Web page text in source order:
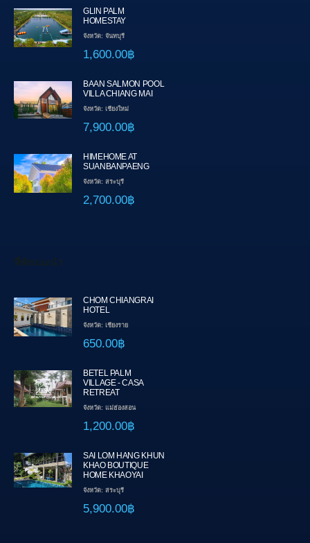
GLIN PALM
HOMESTAY
จังหวัด: จันทบุรี
1,600.00฿
BAAN SALMON POOL
VILLA CHIANG MAI
จังหวัด: เชียงใหม่
7,900.00฿
HIMEHOME AT
SUANBANPAENG
จังหวัด: สระบุรี
2,700.00฿
ที่พักแนะนำ
CHOM CHIANGRAI
HOTEL
จังหวัด: เชียงราย
650.00฿
BETEL PALM
VILLAGE - CASA
RETREAT
จังหวัด: แม่ฮ่องสอน
1,200.00฿
SAI LOM HANG KHUN
KHAO BOUTIQUE
HOME KHAOYAI
จังหวัด: สระบุรี
5,900.00฿